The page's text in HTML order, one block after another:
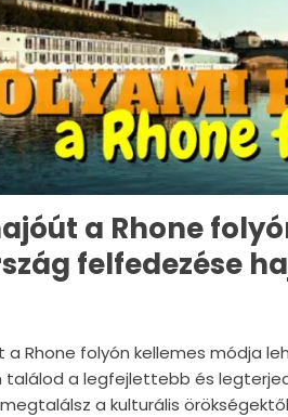
a Rhone
felfedezése
a Rhone folyón kellemes módja
találod a legfejlettebb és
a kulturális